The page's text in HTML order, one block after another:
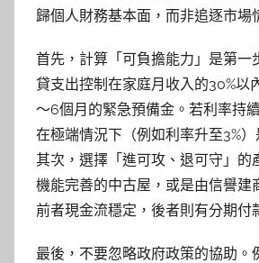
歸個人財務基本面，而非追逐市場
首先，計算「可負擔能力」是第一
貸支出控制在家庭月收入的30%以
～6個月的緊急預備金。若利率持
在極端情況下（例如利率升至3%）
其次，選擇「進可攻、退可守」的
機能完善的中古屋，或是由信譽建
前者現金流穩定，後者則有分期付
最後，不要忽略政府政策的協助。